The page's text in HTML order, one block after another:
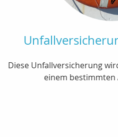
Diese Unfallversicherung
einem bestimmten